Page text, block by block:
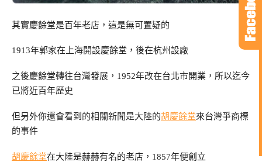
其實慶餘堂是百年老店，這是無可置疑的
1913年郭家在上海開設慶餘堂，後在杭州設廠
之後慶餘堂轉往台灣發展，1952年改在台北市開業，所以迄今
已將近百年歷史
但另外你還會看到的相關新聞是大陸的胡慶餘堂來台灣爭商標
的事件
胡慶餘堂在大陸是赫赫有名的老店，1857年便創立